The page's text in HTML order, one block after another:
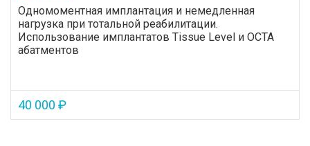
Одномоментная имплантация и немедленная
нагрузка при тотальной реабилитации.
Использование имплантатов Tissue Level и OCTA
абатментов
40 000 ₽